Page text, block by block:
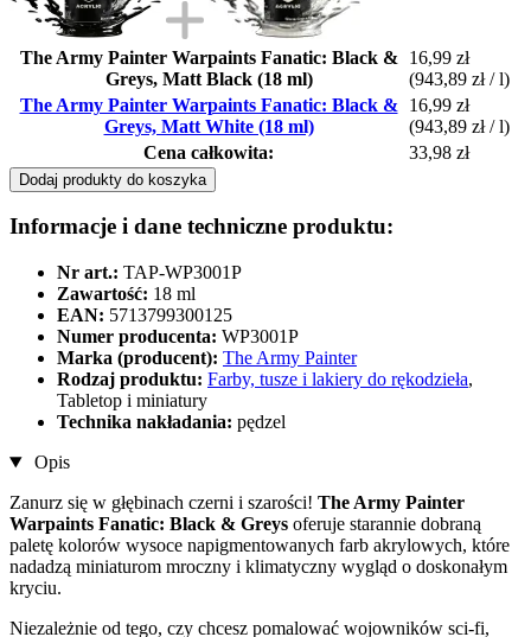
The Army Painter Warpaints Fanatic: Black &
Greys, Matt Black (18 ml)
16,99 zł
(943,89 zł / l)
The Army Painter Warpaints Fanatic: Black &
Greys, Matt White (18 ml)
16,99 zł
(943,89 zł / l)
Cena całkowita:
33,98 zł
Dodaj produkty do koszyka
Informacje i dane techniczne produktu:
Nr art.: TAP-WP3001P
Zawartość: 18 ml
EAN: 5713799300125
Numer producenta: WP3001P
Marka (producent): The Army Painter
Rodzaj produktu: Farby, tusze i lakiery do rękodzieła,
Tabletop i miniatury
Technika nakładania: pędzel
Opis
Zanurz się w głębinach czerni i szarości! The Army Painter
Warpaints Fanatic: Black & Greys oferuje starannie dobraną
paletę kolorów wysoce napigmentowanych farb akrylowych, które
nadadzą miniaturom mroczny i klimatyczny wygląd o doskonałym
kryciu.
Niezależnie od tego, czy chcesz pomalować wojowników sci-fi,